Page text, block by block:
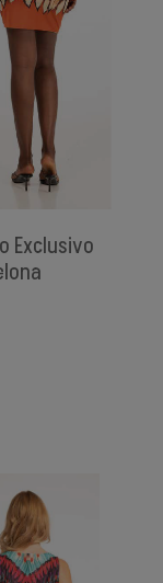
Exclusivo